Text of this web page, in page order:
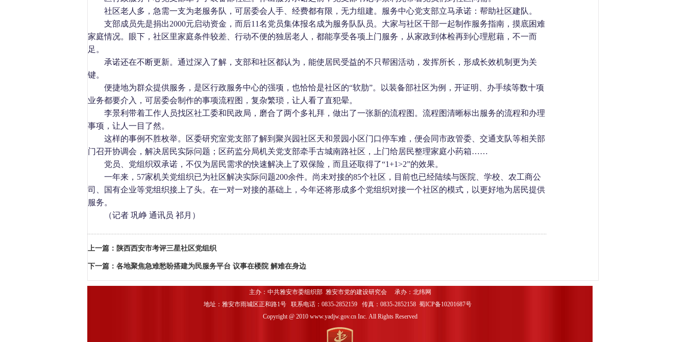
社区老人多，急需一支为老服务队，可居委会人手、经费都有限，无力组建。服务中心党支部立马承诺：帮助社区建队。
支部成员先是捐出2000元启动资金，而后11名党员集体报名成为服务队队员。大家与社区干部一起制作服务指南，摸底困难
家庭情况。眼下，社区里家庭条件较差、行动不便的独居老人，都能享受各项上门服务，从家政到体检再到心理慰藉，不一而
足。
承诺还在不断更新。通过深入了解，支部和社区都认为，能使居民受益的不只帮困活动，发挥所长，形成长效机制更为关
键。
便捷地为群众提供服务，是区行政服务中心的强项，也恰恰是社区的“软肋”。以装备部社区为例，开证明、办手续等数十项
业务都要介入，可居委会制作的事项流程图，复杂繁琐，让人看了直犯晕。
李景利带着工作人员找区社工委和民政局，磨合了两个多礼拜，做出了一张新的流程图。流程图清晰标出服务的流程和办理
事项，让人一目了然。
这样的事例不胜枚举。区委研究室党支部了解到聚兴园社区天和景园小区门口停车难，便会同市政管委、交通支队等相关部
门召开协调会，解决居民实际问题；区药监分局机关党支部牵手古城南路社区，上门给居民整理家庭小药箱……
党员、党组织双承诺，不仅为居民需求的快速解决上了双保险，而且还取得了“1+1>2”的效果。
一年来， 57家机关党组织已为社区解决实际问题200余件。尚未对接的85个社区，目前也已经陆续与医院、学校、农工商公
司、国有企业等党组织接上了头。在一对一对接的基础上，今年还将形成多个党组织对接一个社区的模式，以更好地为居民提供
服务。
（记者 巩峥 通讯员 祁月）
上一篇： 陕西西安市考评三星社区党组织
下一篇： 各地聚焦急难愁盼搭建为民服务平台 议事在楼院 解难在身边
主办：中共雅安市委组织部 雅安市党的建设研究会 承办： 北纬网
地址：雅安市雨城区正和路1号 联系电话：0835-2852159 传真：0835-2852158 蜀ICP备10201687号
Copyright @ 2010 www.yadjw.gov.cn Inc. All Rights Reserved